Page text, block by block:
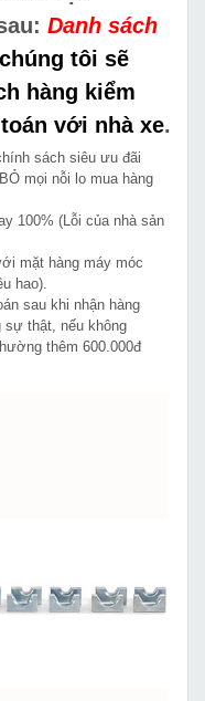
Danh sách
tôi sẽ
hàng kiểm
với nhà xe.
sách siêu ưu đãi
mọi nỗi lo mua hàng
100% (Lỗi của nhà sản
mặt hàng máy móc
hao).
sau khi nhận hàng
sự thật, nếu không
thêm 600.000đ